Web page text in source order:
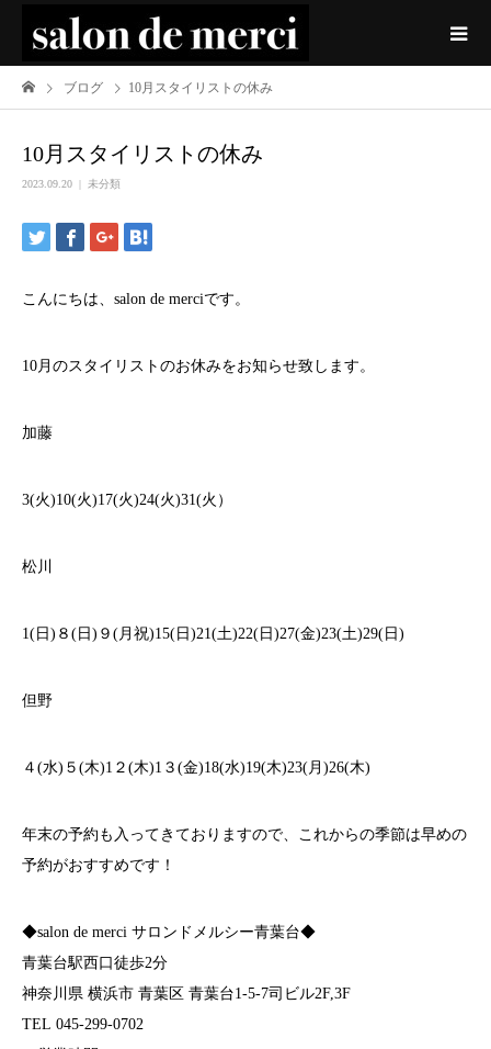
ブログ 10月スタイリストの休み
10月スタイリストの休み
2023.09.20 未分類
こんにちは、salon de merciです。
10月のスタイリストのお休みをお知らせ致します。
加藤
3(火)10(火)17(火)24(火)31(火）
松川
1(日)８(日)９(月祝)15(日)21(土)22(日)27(金)23(土)29(日)
但野
４(水)５(木)1２(木)1３(金)18(水)19(木)23(月)26(木)
年末の予約も入ってきておりますので、これからの季節は早めの
予約がおすすめです！
◆salon de merci サロンドメルシー青葉台◆
青葉台駅西口徒歩2分
神奈川県 横浜市 青葉区 青葉台1-5-7司ビル2F,3F
TEL 045-299-0702